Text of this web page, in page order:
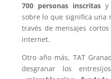
700 personas inscritas y
sobre lo que significa una
través de mensajes
internet.
Otro año más, TAT
desgranar los